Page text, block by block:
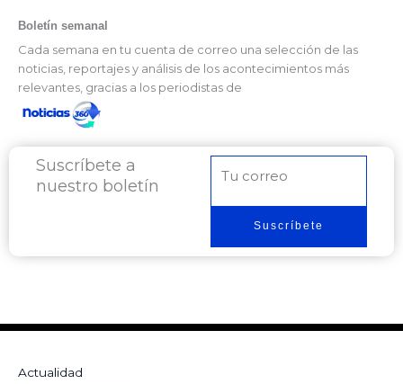
Boletín semanal
Cada semana en tu cuenta de correo una selección de las
noticias, reportajes y análisis de los acontecimientos más
relevantes, gracias a los periodistas de
Suscríbete a
nuestro boletín
electrónico
Suscríbete
Actualidad